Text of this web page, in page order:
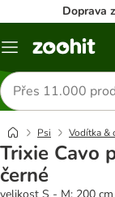
Doprava
Menu
Hledat
produkty
Psi Vodítka &
Trixie Cavo
černé